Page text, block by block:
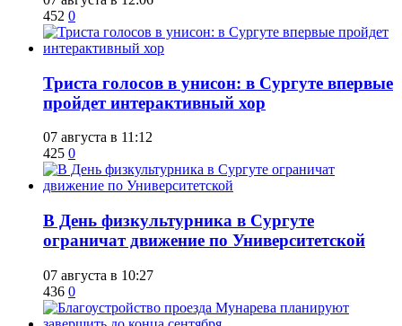
452 0
​Триста голосов в унисон: в Сургуте впервые
пройдет интерактивный хор
07 августа в 11:12
425 0
​В День физкультурника в Сургуте
ограничат движение по Университетской
07 августа в 10:27
436 0